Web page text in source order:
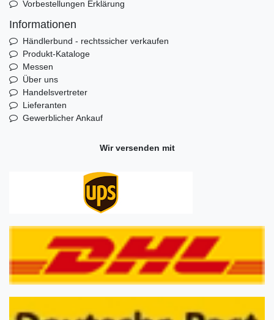
Vorbestellungen Erklärung
Informationen
Händlerbund - rechtssicher verkaufen
Produkt-Kataloge
Messen
Über uns
Handelsvertreter
Lieferanten
Gewerblicher Ankauf
Wir versenden mit